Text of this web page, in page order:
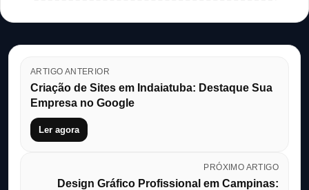
ARTIGO ANTERIOR
Criação de Sites em Indaiatuba: Destaque Sua
Empresa no Google
Ler agora
PRÓXIMO ARTIGO
Design Gráfico Profissional em Campinas: